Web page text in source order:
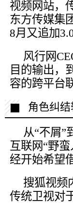
视频网站，
东方传媒集
8月又追加
风行网
目的输出，
容的跨平台
角色纠
从“不屑”
互联网“野
经开始希望
搜狐视频
传统卫视对